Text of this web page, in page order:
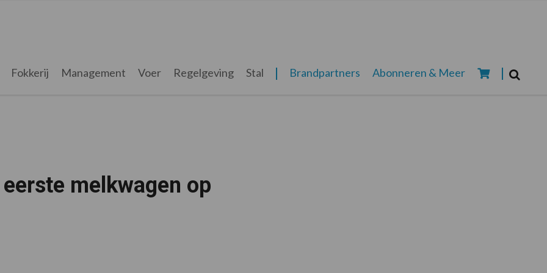
Fokkerij Management Voer Regelgeving Stal Brandpartners Abonneren & Meer
melkwagen op